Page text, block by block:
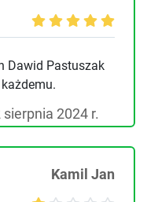
Dawid Pastuszak
sierpnia 2024 r.
Kamil Jan